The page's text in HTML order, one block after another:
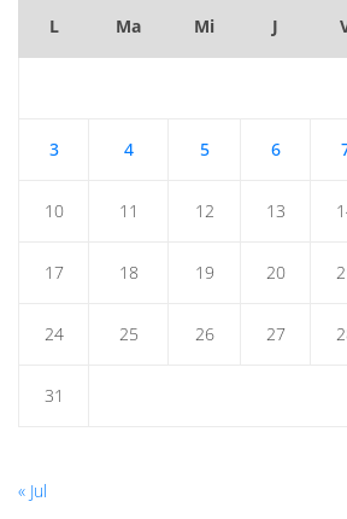
L Ma Mi J
3 4 5 6
10 11 12 13
17 18 19 20
24 25 26 27
31
« Jul